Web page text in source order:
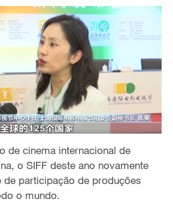
de cinema internacional de
o SIFF deste ano novamente
de participação de produções
o mundo.